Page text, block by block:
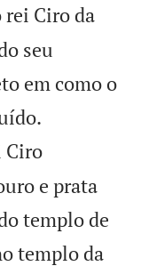
Ciro da
seu
em como o
Ciro
e prata
templo de
templo da